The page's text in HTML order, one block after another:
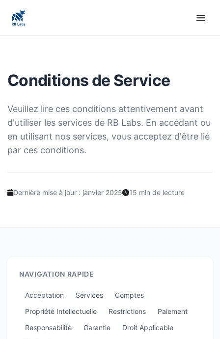
Conditions de Service
Veuillez lire ces conditions attentivement avant
d'utiliser les services de RB Labs. En accédant ou
en utilisant nos services, vous acceptez d'être lié
par ces conditions.
Dernière mise à jour : janvier 2025 15 min de lecture
NAVIGATION RAPIDE
Acceptation Services
Comptes
Propriété Intellectuelle
Restrictions
Paiement
Responsabilité
Garantie
Droit Applicable